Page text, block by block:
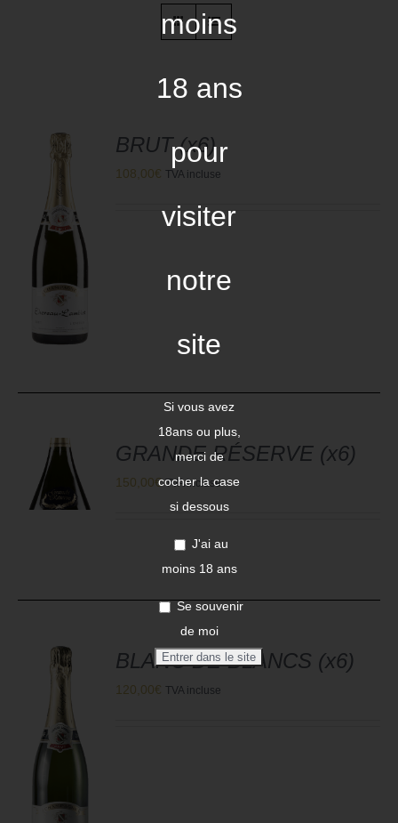
BRUT (x6)
108,00€ TVA incluse
GRANDE RÉSERVE (x6)
150,00€ TVA incluse
BLANC DE BLANCS (x6)
120,00€ TVA incluse
moins
18 ans
pour
visiter
notre
site
Si vous avez
18ans ou plus,
merci de
cocher la case
si dessous
J'ai au
moins 18 ans
Se souvenir
de moi